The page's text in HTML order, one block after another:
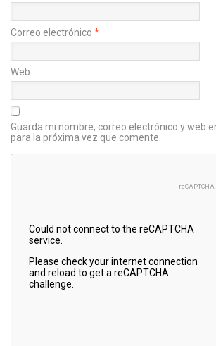
Correo electrónico *
Web
Guarda mi nombre, correo electrónico y web
para la próxima vez que comente.